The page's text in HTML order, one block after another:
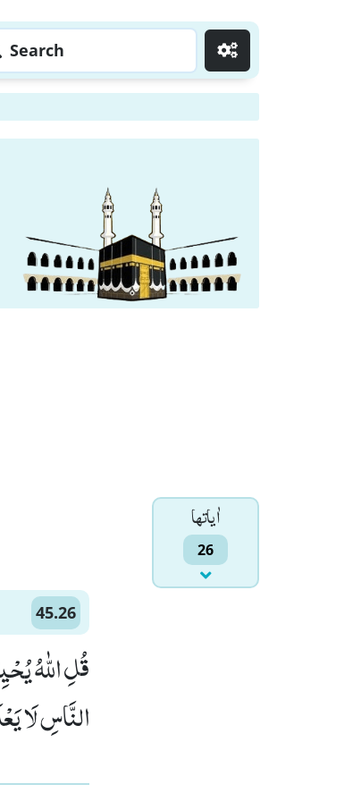
Search
اٰياتها
26
45.26
قُلِ اللّٰهُ
النَّاسِ لَا